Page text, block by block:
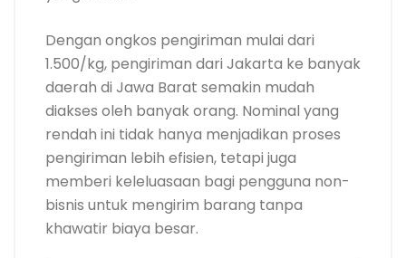
Dengan ongkos pengiriman mulai dari
1.500/kg, pengiriman dari Jakarta ke banyak
daerah di Jawa Barat semakin mudah
diakses oleh banyak orang. Nominal yang
rendah ini tidak hanya menjadikan proses
pengiriman lebih efisien, tetapi juga
memberi keleluasaan bagi pengguna non-
bisnis untuk mengirim barang tanpa
khawatir biaya besar.